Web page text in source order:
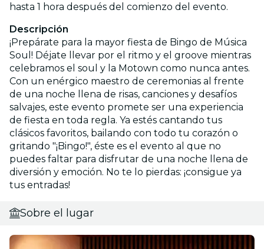
hasta 1 hora después del comienzo del evento.
Descripción
¡Prepárate para la mayor fiesta de Bingo de Música
Soul! Déjate llevar por el ritmo y el groove mientras
celebramos el soul y la Motown como nunca antes.
Con un enérgico maestro de ceremonias al frente
de una noche llena de risas, canciones y desafíos
salvajes, este evento promete ser una experiencia
de fiesta en toda regla. Ya estés cantando tus
clásicos favoritos, bailando con todo tu corazón o
gritando "¡Bingo!", éste es el evento al que no
puedes faltar para disfrutar de una noche llena de
diversión y emoción. No te lo pierdas: ¡consigue ya
tus entradas!
Sobre el lugar